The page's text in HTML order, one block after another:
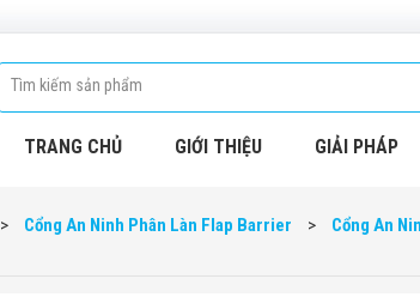
TRANG CHỦ GIỚI THIỆU GIẢI PHÁP
> Cổng An Ninh Phân Làn Flap Barrier > Cổng An